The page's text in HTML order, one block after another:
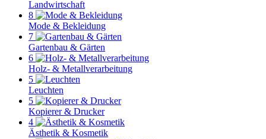
Landwirtschaft
8
Mode & Bekleidung
7
Gartenbau & Gärten
6
Holz- & Metallverarbeitung
5
Leuchten
5
Kopierer & Drucker
4
Ästhetik & Kosmetik